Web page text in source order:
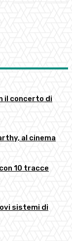
il concerto di
al cinema
10 tracce
sistemi di